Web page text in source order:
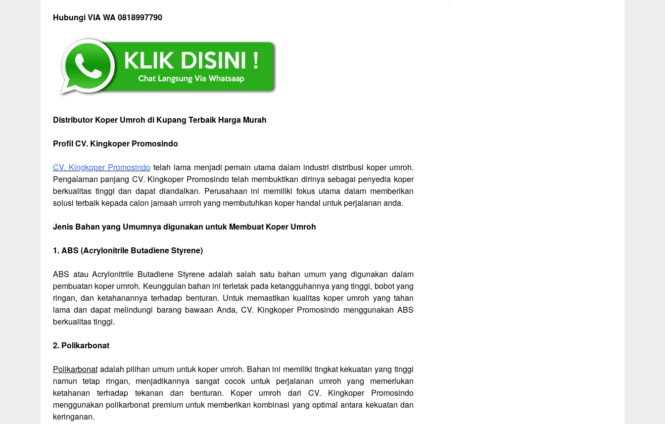
Hubungi VIA WA 0818997790
Distributor Koper Umroh di Kupang Terbaik Harga Murah
Profil CV. Kingkoper Promosindo
CV. Kingkoper Promosindotelah lama menjadi pemain utama dalam industri distribusi koper umroh.
Pengalaman panjang CV. Kingkoper Promosindo telah membuktikan dirinya sebagai penyedia koper
berkualitas tinggi dan dapat diandalkan. Perusahaan ini memiliki fokus utama dalam memberikan
solusi terbaik kepada calon jamaah umroh yang membutuhkan koper handal untuk perjalanan anda.
Jenis Bahan yang Umumnya digunakan untuk Membuat Koper Umroh
1. ABS (Acrylonitrile Butadiene Styrene)
ABS atau Acrylonitrile Butadiene Styrene adalah salah satu bahan umum yang digunakan dalam
pembuatan koper umroh. Keunggulan bahan ini terletak pada ketangguhannya yang tinggi, bobot yang
ringan, dan ketahanannya terhadap benturan. Untuk memastikan kualitas koper umroh yang tahan
lama dan dapat melindungi barang bawaan Anda, CV. Kingkoper Promosindo menggunakan ABS
berkualitas tinggi.
2. Polikarbonat
Polikarbonat adalah pilihan umum untuk koper umroh. Bahan ini memiliki tingkat kekuatan yang tinggi
namun tetap ringan, menjadikannya sangat cocok untuk perjalanan umroh yang memerlukan
ketahanan terhadap tekanan dan benturan. Koper umroh dari CV. Kingkoper Promosindo
menggunakan polikarbonat premium untuk memberikan kombinasi yang optimal antara kekuatan dan
keringanan.